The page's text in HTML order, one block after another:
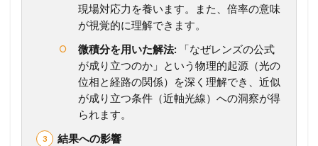
【
総
ま
と
め
】
こ
一
現場対応力を養います。また、倍率の意味
が視覚的に理解できます。
微積分を用いた解法: 「なぜレンズの公式
が成り立つのか」という物理的起源（光の
位相と経路の関係）を深く理解でき、近似
が成り立つ条件（近軸光線）への洞察が得
られます。
結果への影響